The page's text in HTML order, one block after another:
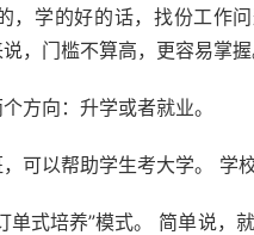
，学的好的话，找份工作
，门槛不算高，更容易掌握
方向：升学或者就业。
可以帮助学生考大学。 学
单式培养”模式。 简单说，